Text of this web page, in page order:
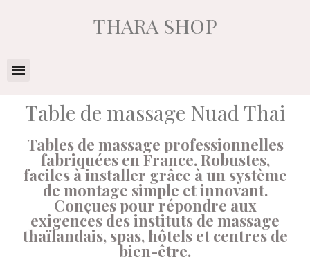
THARA SHOP
Table de massage Nuad Thai
Tables de massage professionnelles
fabriquées en France. Robustes,
faciles à installer grâce à un système
de montage simple et innovant.
Conçues pour répondre aux
exigences des instituts de massage
thaïlandais, spas, hôtels et centres de
bien-être.